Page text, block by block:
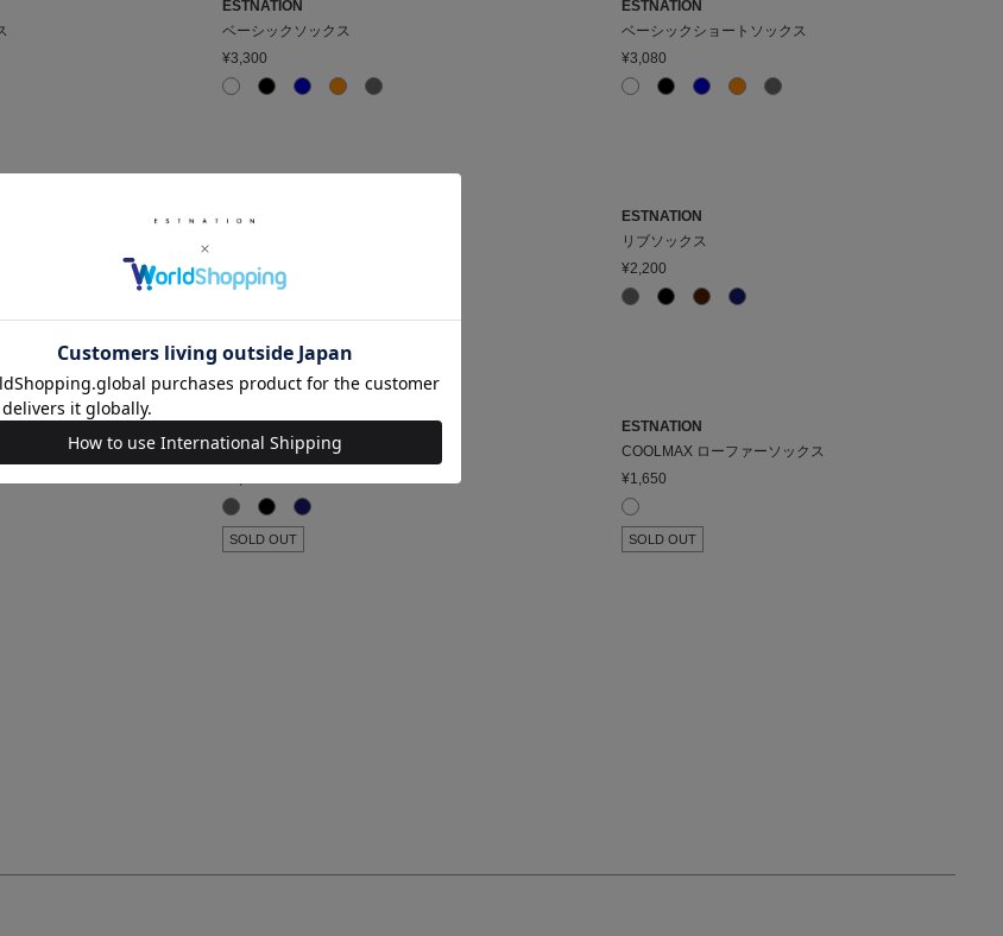
ESTNATION
ベーシックソックス
¥3,300
ESTNATION
ベーシックショートソックス
¥3,080
ESTNATION
¥2,200
ESTNATION
リブソックス
¥2,200
クス
ビジネス用リブロングホーズ
SOLD OUT
ESTNATION
COOLMAX ローファーソックス
¥1,650
SOLD OUT